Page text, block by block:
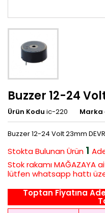
Buzzer 12-24
Ürün Kodu ic-220 Marka
Buzzer 12-24 Volt 23mm
Stokta BulunanÜrün 1
Stok rakamı
lütfen whatsapp hattı
Toptan Fiyatına